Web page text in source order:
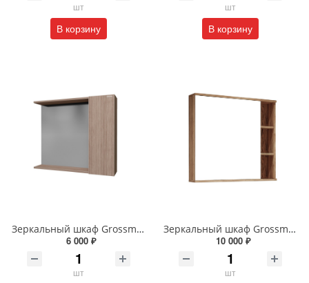
шт
В корзину
шт
В корзину
Зеркальный шкаф Grossman Юнит 80 см 208011 Кадена вуд
6 000 ₽
шт
Зеркальный шкаф Grossman Форта 80 см 208002 дуб галифакс
10 000 ₽
шт